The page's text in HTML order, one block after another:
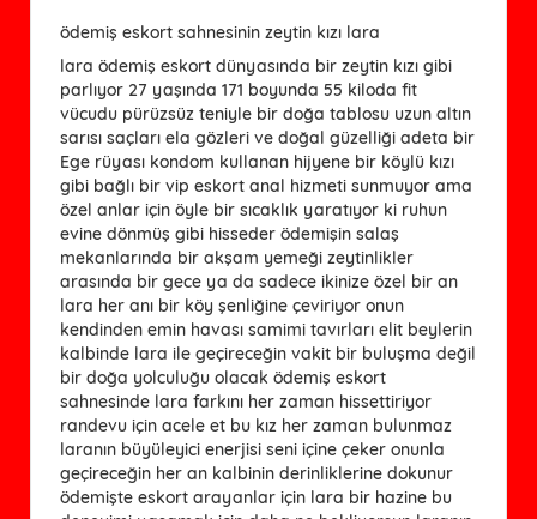
ödemiş eskort sahnesinin zeytin kızı lara
lara ödemiş eskort dünyasında bir zeytin kızı gibi
parlıyor 27 yaşında 171 boyunda 55 kiloda fit
vücudu pürüzsüz teniyle bir doğa tablosu uzun altın
sarısı saçları ela gözleri ve doğal güzelliği adeta bir
Ege rüyası kondom kullanan hijyene bir köylü kızı
gibi bağlı bir vip eskort anal hizmeti sunmuyor ama
özel anlar için öyle bir sıcaklık yaratıyor ki ruhun
evine dönmüş gibi hisseder ödemişin salaş
mekanlarında bir akşam yemeği zeytinlikler
arasında bir gece ya da sadece ikinize özel bir an
lara her anı bir köy şenliğine çeviriyor onun
kendinden emin havası samimi tavırları elit beylerin
kalbinde lara ile geçireceğin vakit bir buluşma değil
bir doğa yolculuğu olacak ödemiş eskort
sahnesinde lara farkını her zaman hissettiriyor
randevu için acele et bu kız her zaman bulunmaz
laranın büyüleyici enerjisi seni içine çeker onunla
geçireceğin her an kalbinin derinliklerine dokunur
ödemişte eskort arayanlar için lara bir hazine bu